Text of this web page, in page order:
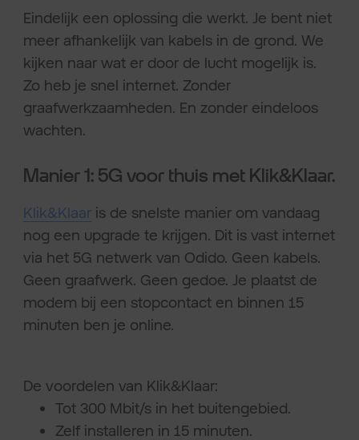
Eindelijk een oplossing die werkt. Je bent niet
meer afhankelijk van kabels in de grond. We
kijken naar wat er door de lucht mogelijk is.
Zo heb je snel internet. Zonder
graafwerkzaamheden. En zonder eindeloos
wachten.
Manier 1: 5G voor thuis met Klik&Klaar.
Klik&Klaaris de snelste manier om vandaag
nog een upgrade te krijgen. Dit is vast internet
via het 5G netwerk van Odido. Geen kabels.
Geen graafwerk. Geen gedoe. Je plaatst de
modem bij een stopcontact en binnen 15
minuten ben je online.
De voordelen van Klik&Klaar:
Tot 300 Mbit/s in het buitengebied.
Zelf installeren in 15 minuten.